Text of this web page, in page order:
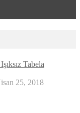
Tabela
25, 2018